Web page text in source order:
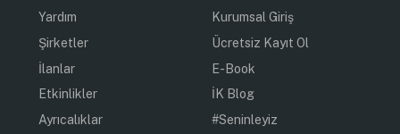
Yardım
Şirketler
İlanlar
Etkinlikler
Ayrıcalıklar
Kurumsal Giriş
Ücretsiz Kayıt Ol
E-Book
İK Blog
#Seninleyiz